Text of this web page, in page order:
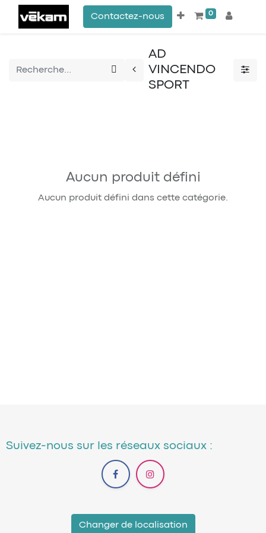
0
Contactez-nous
AD
VINCENDO
SPORT
Aucun produit défini
Aucun produit défini dans cette catégorie.
Suivez-nous sur les réseaux sociaux :
Changer de localisation